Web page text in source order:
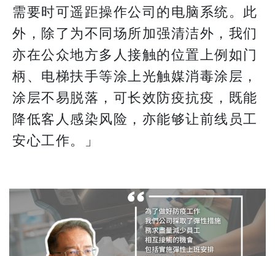
需要时可遥距操作公司的电脑系统。此
外，除了为不同场所加强清洁外，我们
亦在公众地方多人接触的位置上例如门
柄、电梯扶手等涂上光触媒消毒涂层，
涂层不易脱落，可长效防疫抗疫，既能
降低客人感染风险，亦能够让前线员工
安心工作。」